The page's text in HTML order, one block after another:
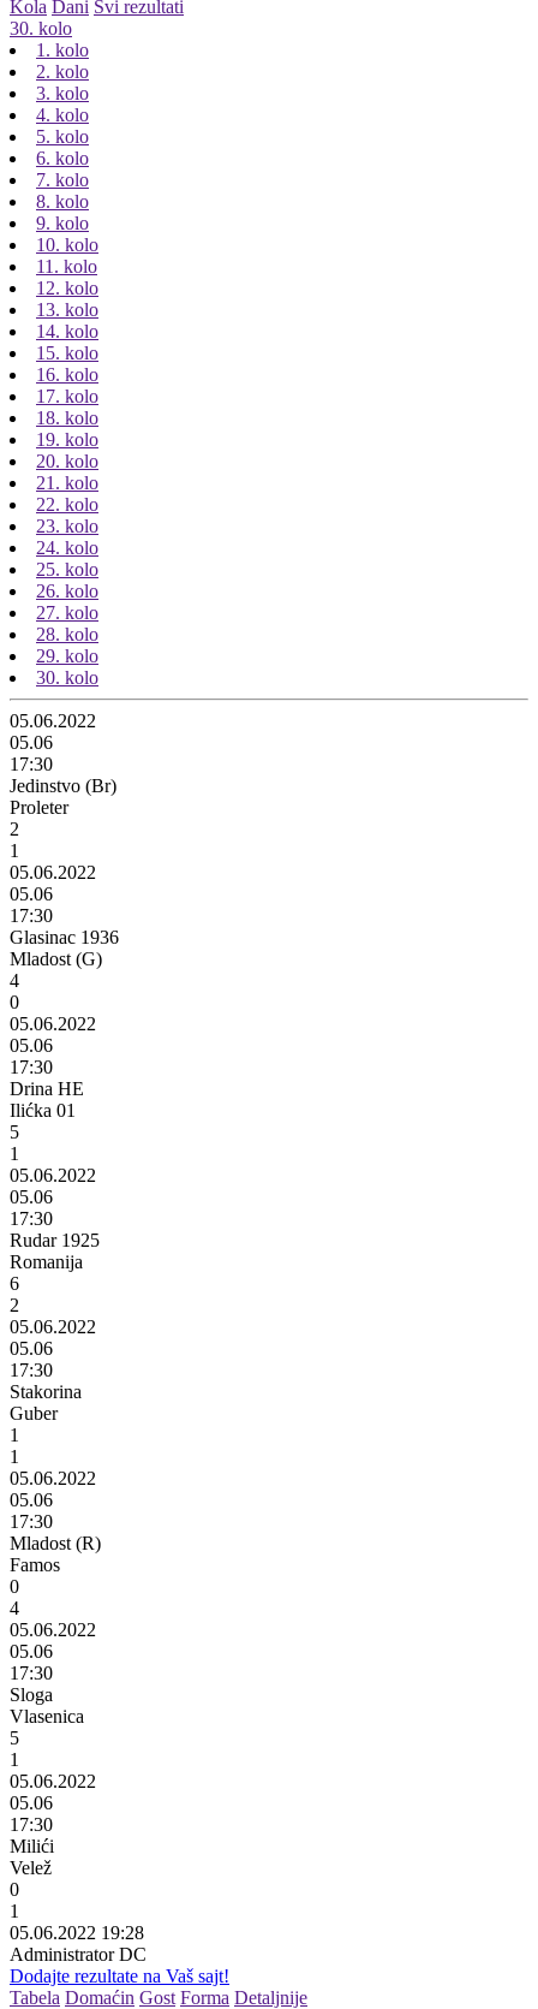
Kola Dani Svi rezultati
30. kolo
1. kolo
2. kolo
3. kolo
4. kolo
5. kolo
6. kolo
7. kolo
8. kolo
9. kolo
10. kolo
11. kolo
12. kolo
13. kolo
14. kolo
15. kolo
16. kolo
17. kolo
18. kolo
19. kolo
20. kolo
21. kolo
22. kolo
23. kolo
24. kolo
25. kolo
26. kolo
27. kolo
28. kolo
29. kolo
30. kolo
05.06.2022
05.06
17:30
Jedinstvo (Br)
Proleter
2
1
05.06.2022
05.06
17:30
Glasinac 1936
Mladost (G)
4
0
05.06.2022
05.06
17:30
Drina HE
Ilićka 01
5
1
05.06.2022
05.06
17:30
Rudar 1925
Romanija
6
2
05.06.2022
05.06
17:30
Stakorina
Guber
1
1
05.06.2022
05.06
17:30
Mladost (R)
Famos
0
4
05.06.2022
05.06
17:30
Sloga
Vlasenica
5
1
05.06.2022
05.06
17:30
Milići
Velež
0
1
05.06.2022 19:28
Administrator DC
Dodajte rezultate na Vaš sajt!
Tabela Domaćin Gost Forma Detaljnije